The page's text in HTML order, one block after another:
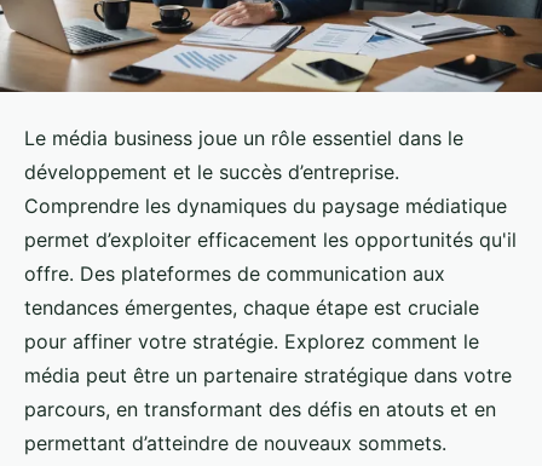
Le média business joue un rôle essentiel dans le
développement et le succès d’entreprise.
Comprendre les dynamiques du paysage médiatique
permet d’exploiter efficacement les opportunités qu'il
offre. Des plateformes de communication aux
tendances émergentes, chaque étape est cruciale
pour affiner votre stratégie. Explorez comment le
média peut être un partenaire stratégique dans votre
parcours, en transformant des défis en atouts et en
permettant d’atteindre de nouveaux sommets.